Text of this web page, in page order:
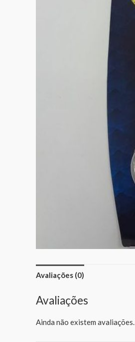
Avaliações (0)
Avaliações
Ainda não existem avaliações.